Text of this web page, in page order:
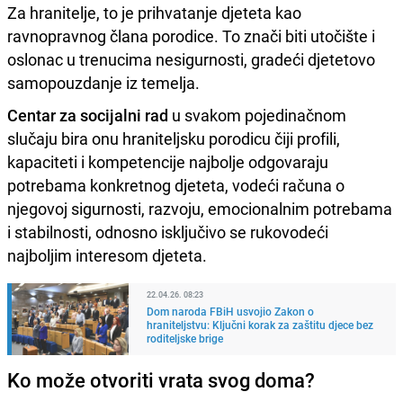
Za hranitelje, to je prihvatanje djeteta kao
ravnopravnog člana porodice. To znači biti utočište i
oslonac u trenucima nesigurnosti, gradeći djetetovo
samopouzdanje iz temelja.
Centar za socijalni rad u svakom pojedinačnom
slučaju bira onu hraniteljsku porodicu čiji profili,
kapaciteti i kompetencije najbolje odgovaraju
potrebama konkretnog djeteta, vodeći računa o
njegovoj sigurnosti, razvoju, emocionalnim potrebama
i stabilnosti, odnosno isključivo se rukovodeći
najboljim interesom djeteta.
22.04.26. 08:23
Dom naroda FBiH usvojio Zakon o
hraniteljstvu: Ključni korak za zaštitu djece bez
roditeljske brige
Ko može otvoriti vrata svog doma?